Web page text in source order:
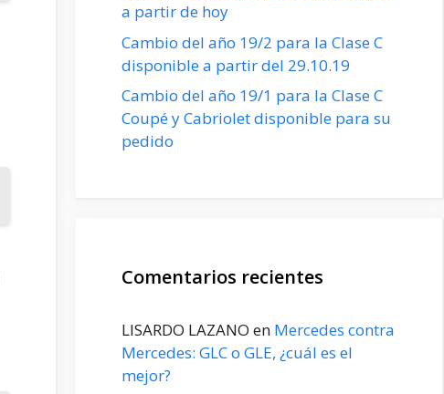
a partir de hoy
Cambio del año 19/2 para la Clase C
disponible a partir del 29.10.19
Cambio del año 19/1 para la Clase C
Coupé y Cabriolet disponible para su
pedido
Comentarios recientes
LISARDO LAZANO en Mercedes contra
Mercedes: GLC o GLE, ¿cuál es el
mejor?